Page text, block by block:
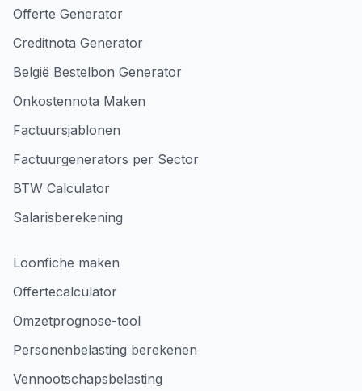
Offerte Generator
Creditnota Generator
België Bestelbon Generator
Onkostennota Maken
Factuursjablonen
Factuurgenerators per Sector
BTW Calculator
Salarisberekening
Loonfiche maken
Offertecalculator
Omzetprognose-tool
Personenbelasting berekenen
Vennootschapsbelasting